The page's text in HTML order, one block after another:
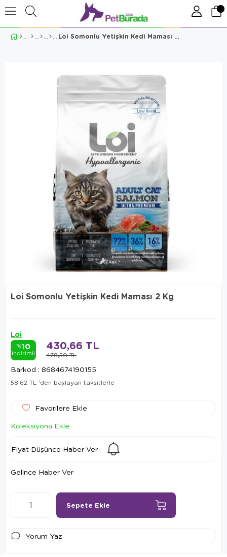
Loi Somonlu Yetişkin Kedi Maması 2 Kg
Loi Somonlu Yetişkin Kedi Maması 2 Kg
Loi
%10
indirimli 478,50 TL
430,66 TL
Barkod : 8684674190155
58,62 TL 'den başlayan taksitlerle
Favorilere Ekle
Koleksiyona Ekle
Fiyat Düşünce Haber Ver
Gelince Haber Ver
Yorum Yaz